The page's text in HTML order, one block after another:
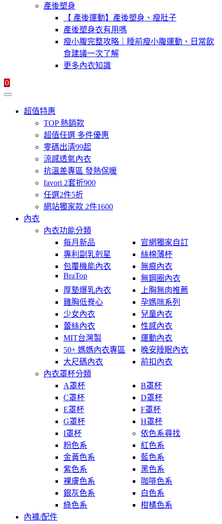
產後塑身
【 產後運動】產後塑身、瘦肚子
產後塑身衣有用嗎
瘦小腹完整攻略｜睡前瘦小腹運動、日常飲
食建議一次了解
更多內衣知識
0
超值特惠
TOP 熱銷款
超值任選 多件優惠
零碼出清99起
涼感透氣內衣
抗溫差專區 發熱保暖
favori 2套折900
任選2件5折
網站獨家款 2件1600
內衣
內衣功能分類
每月新品
官網獨家自訂
專利副乳剋星
絲棉薄杯
包覆機能內衣
無痕內衣
BraTop
無鋼圈內衣
厚墊爆乳內衣
上胸無肉推薦
雞胸低脊心
孕媽咪系列
少女內衣
兒童內衣
蕾絲內衣
性感內衣
MIT台灣製
運動內衣
50+ 媽媽內衣專區
晚安睡眠內衣
大尺碼內衣
前扣內衣
內衣罩杯分類
A罩杯
B罩杯
C罩杯
D罩杯
E罩杯
F罩杯
G罩杯
H罩杯
I罩杯
依色系尋找
粉色系
紅色系
金黃色系
藍色系
紫色系
黑色系
裸膚色系
咖啡色系
銀灰色系
白色系
綠色系
柑橘色系
內褲/配件